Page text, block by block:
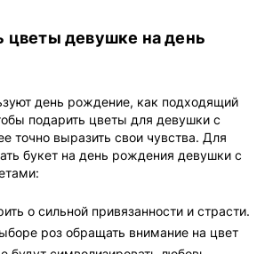
цветы девушке на день
день рождение, как подходящий
подарить цветы для девушки с
точно выразить свои чувства. Для
букет на день рождения девушки с
о сильной привязанности и страсти.
роз обращать внимание на цвет